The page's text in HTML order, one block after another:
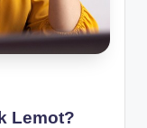
Lemot?